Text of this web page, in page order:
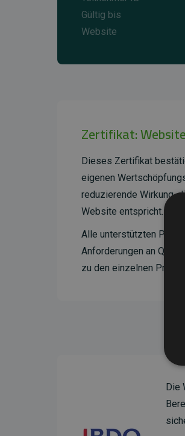
Gültig bis
Website
Zertifikat:
Dieses Zertifikat
eigenen
reduzierende Wirkung,
Website entspricht.
Alle unterstützten
Anforderungen an
zu den einzelnen
Die